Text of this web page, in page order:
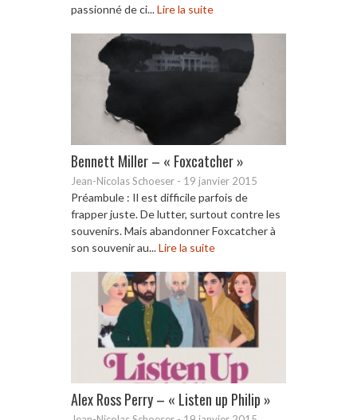
passionné de ci...Lire la suite
Bennett Miller – « Foxcatcher »
Jean-Nicolas Schoeser - 19 janvier 2015
Préambule : Il est difficile parfois de
frapper juste. De lutter, surtout contre les
souvenirs. Mais abandonner Foxcatcher à
son souvenir au...Lire la suite
Alex Ross Perry – « Listen up Philip »